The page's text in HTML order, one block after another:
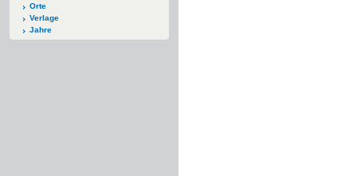
Orte
Verlage
Jahre